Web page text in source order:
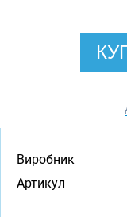
Виробник
Артикул